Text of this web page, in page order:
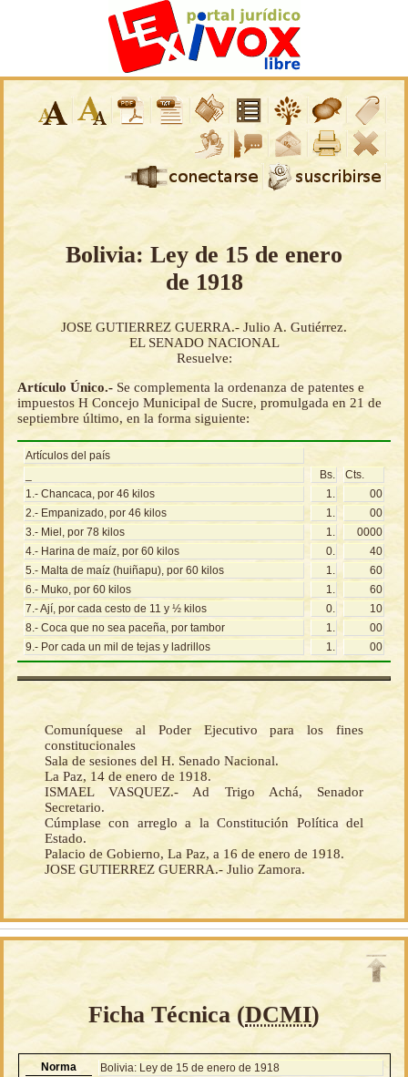
Bolivia: Ley de 15 de enero
de 1918
JOSE GUTIERREZ GUERRA.- Julio A. Gutiérrez.
EL SENADO NACIONAL
Resuelve:
Artículo Único.- Se complementa la ordenanza de patentes e
impuestos H Concejo Municipal de Sucre, promulgada en 21 de
septiembre último, en la forma siguiente:
Artículos del país
Bs.
Cts.
1.- Chancaca, por 46 kilos
1.
00
2.- Empanizado, por 46 kilos
1.
00
3.- Miel, por 78 kilos
1.
0000
4.- Harina de maíz, por 60 kilos
0.
40
5.- Malta de maíz (huiñapu), por 60 kilos
1.
60
6.- Muko, por 60 kilos
1.
60
7.- Ají, por cada cesto de 11 y ½ kilos
0.
10
8.- Coca que no sea paceña, por tambor
1.
00
9.- Por cada un mil de tejas y ladrillos
1. 00
Comuníquese al Poder Ejecutivo para los fines
constitucionales
Sala de sesiones del H. Senado Nacional.
La Paz, 14 de enero de 1918.
ISMAEL VASQUEZ.- Ad Trigo Achá, Senador
Secretario.
Cúmplase con arreglo a la Constitución Política del
Estado.
Palacio de Gobierno, La Paz, a 16 de enero de 1918.
JOSE GUTIERREZ GUERRA.- Julio Zamora.
Ficha Técnica (DCMI)
Norma
Bolivia: Ley de 15 de enero de 1918